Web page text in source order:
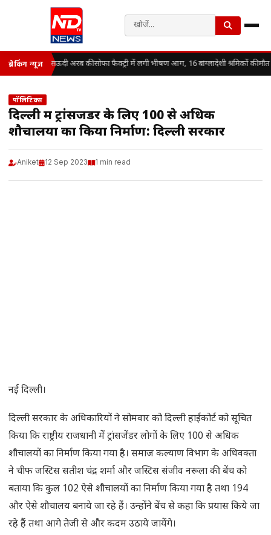
ब्रेकिंग न्यूज़ सऊदी अरब की सोफा फैक्ट्री में लगी भीषण आग, 16 बांग्लादेशी श्रमिकों की मौत
पॉलिटिक्स
दिल्ली में ट्रांसजेंडर के लिए 100 से अधिक
शौचालयों का किया निर्माण: दिल्ली सरकार
Aniket 12 Sep 2023 1 min read
नई दिल्ली।
दिल्ली सरकार के अधिकारियों ने सोमवार को दिल्ली हाईकोर्ट को सूचित
किया कि राष्ट्रीय राजधानी में ट्रांसजेंडर लोगों के लिए 100 से अधिक
शौचालयों का निर्माण किया गया है। समाज कल्याण विभाग के अधिवक्ता
ने चीफ जस्टिस सतीश चंद्र शर्मा और जस्टिस संजीव नरूला की बेंच को
बताया कि कुल 102 ऐसे शौचालयों का निर्माण किया गया है तथा 194
और ऐसे शौचालय बनाये जा रहे हैं। उन्होंने बेंच से कहा कि प्रयास किये जा
रहे हैं तथा आगे तेजी से और कदम उठाये जायेंगे।